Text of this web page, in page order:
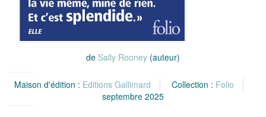
de Sally Rooney (auteur)
Maison d'édition : Editions Gallimard Collection : Folio
septembre 2025